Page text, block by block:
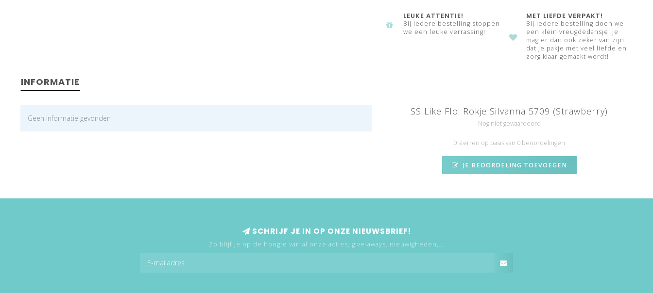
LEUKE ATTENTIE!
Bij iedere bestelling stoppen
we een leuke verrassing!
MET LIEFDE VERPAKT!
Bij iedere bestelling doen we
een klein vreugdedansje! Je
mag er dan ook zeker van zijn
dat je pakje met veel liefde en
zorg klaar gemaakt wordt!
INFORMATIE
Geen informatie gevonden
SS Like Flo: Rokje Silvanna 5709 (Strawberry)
Nog niet gewaardeerd
0 sterren op basis van 0 beoordelingen
JE BEOORDELING TOEVOEGEN
SCHRIJF JE IN OP ONZE NIEUWSBRIEF!
Zo blijf je op de hoogte van al onze acties, give-aways, nieuwigheden,...